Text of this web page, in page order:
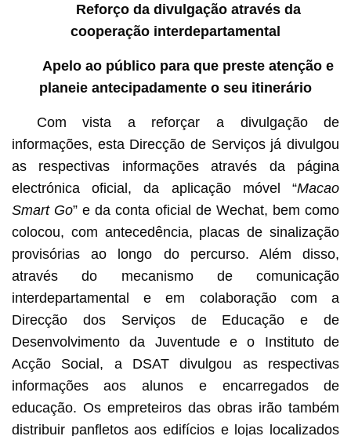
Reforço da divulgação através da
cooperação interdepartamental
Apelo ao público para que preste atenção e
planeie antecipadamente o seu itinerário
Com vista a reforçar a divulgação de
informações, esta Direcção de Serviços já divulgou
as respectivas informações através da página
electrónica oficial, da aplicação móvel “Macao
Smart Go” e da conta oficial de Wechat, bem como
colocou, com antecedência, placas de sinalização
provisórias ao longo do percurso. Além disso,
através do mecanismo de comunicação
interdepartamental e em colaboração com a
Direcção dos Serviços de Educação e de
Desenvolvimento da Juventude e o Instituto de
Acção Social, a DSAT divulgou as respectivas
informações aos alunos e encarregados de
educação. Os empreteiros das obras irão também
distribuir panfletos aos edifícios e lojas localizados